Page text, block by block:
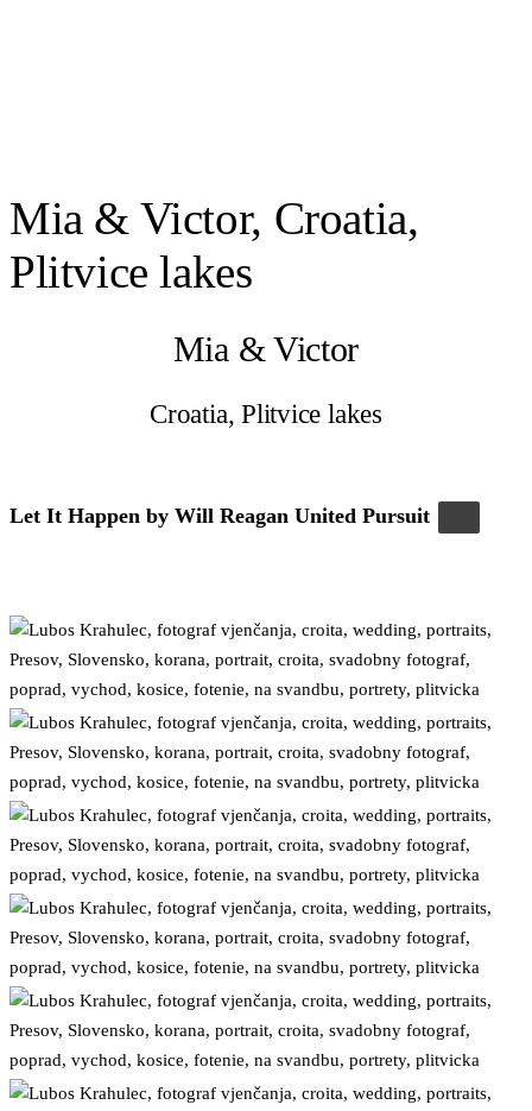
Mia & Victor, Croatia,
Plitvice lakes
Mia & Victor
Croatia, Plitvice lakes
Let It Happen by Will Reagan United Pursuit